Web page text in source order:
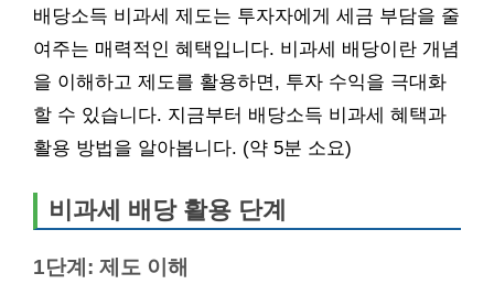
배당소득 비과세 제도는 투자자에게 세금 부담을 줄
여주는 매력적인 혜택입니다. 비과세 배당이란 개념
을 이해하고 제도를 활용하면, 투자 수익을 극대화
할 수 있습니다. 지금부터 배당소득 비과세 혜택과
활용 방법을 알아봅니다. (약 5분 소요)
비과세 배당 활용 단계
1단계: 제도 이해